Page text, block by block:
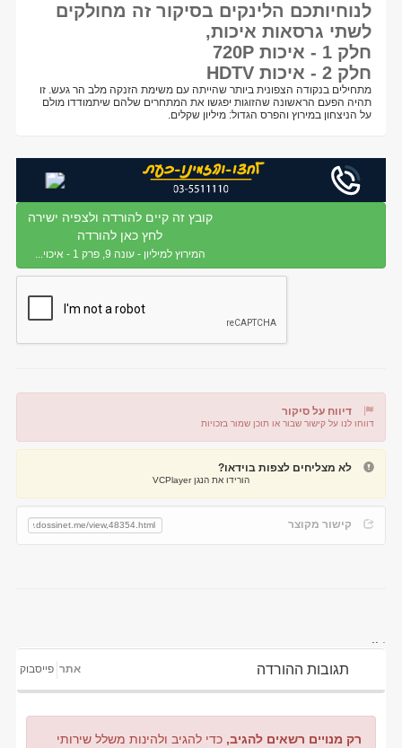
לנוחיותכם הלינקים בסיקור זה מחולקים
לשתי גרסאות איכות,
חלק 1 - איכות 720P
חלק 2 - איכות HDTV
מתחילים בנקודה הצפונית ביותר שהייתה עם משימת הזנקה מלב הר געש. זו
תהיה הפעם הראשונה שהזוגות יפגשו את המתחרים שלהם שיתמודדו מולם
על הניצחון במירוץ והפרס הגדול: מיליון שקלים.
קובץ זה קיים להורדה ולצפיה ישירה
לחץ כאן להורדה
המירוץ למיליון - עונה 9, פרק 1 - איכוי...
דיווח על סיקור
דווחו לנו על קישור שבור או תוכן שמור בזכויות
דיווח על קישור שבור
לא מצליחים לצפות בוידאו?
הורידו את הנגן VCPlayer
קישור מקוצר
תגובות ההורדה אתר פייסבוק
רק מנויים רשאים להגיב, כדי להגיב ולהינות משלל שירותי